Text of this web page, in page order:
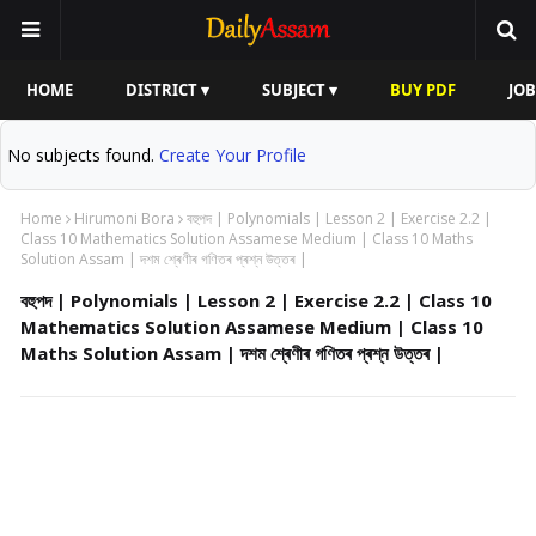
HOME DISTRICT ▾ SUBJECT ▾ BUY PDF
No subjects found. Create Your Profile
Home Hirumoni Bora
বহুপদ | Polynomials | Lesson 2 | Exercise 2.2 |
Class 10 Mathematics Solution Assamese Medium | Class 10 Maths
Solution Assam | দশম শ্ৰেণীৰ গণিতৰ প্ৰশ্ন উত্তৰ |
বহুপদ | Polynomials | Lesson 2 | Exercise 2.2 | Class 10
Mathematics Solution Assamese Medium | Class 10
Maths Solution Assam | দশম শ্ৰেণীৰ গণিতৰ প্ৰশ্ন উত্তৰ |